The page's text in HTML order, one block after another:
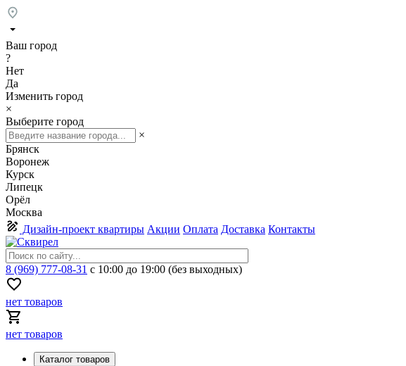
Ваш город
?
Нет
Да
Изменить город
×
Выберите город
×
Брянск
Воронеж
Курск
Липецк
Орёл
Москва
Дизайн-проект квартиры Акции Оплата Доставка Контакты
8 (969) 777-08-31 с 10:00 до 19:00 (без выходных)
нет товаров
нет товаров
Каталог товаров